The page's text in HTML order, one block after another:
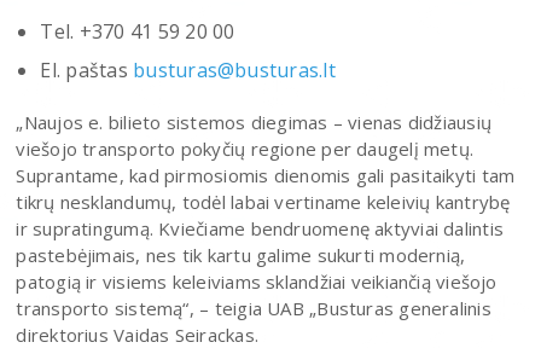
Tel. +370 41 59 20 00
El. paštas busturas@busturas.lt
„Naujos e. bilieto sistemos diegimas – vienas didžiausių
viešojo transporto pokyčių regione per daugelį metų.
Suprantame, kad pirmosiomis dienomis gali pasitaikyti tam
tikrų nesklandumų, todėl labai vertiname keleivių kantrybę
ir supratingumą. Kviečiame bendruomenę aktyviai dalintis
pastebėjimais, nes tik kartu galime sukurti modernią,
patogią ir visiems keleiviams sklandžiai veikiančią viešojo
transporto sistemą“, – teigia UAB „Busturas generalinis
direktorius Vaidas Seirackas.